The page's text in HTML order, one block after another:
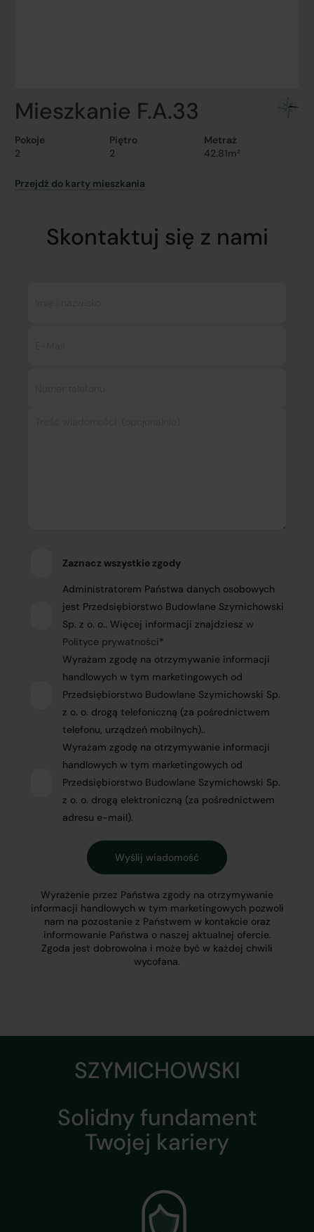
Mieszkanie F.A.33
Pokoje
2
Piętro
2
Metraż
42.81m²
Przejdź do karty mieszkania
Skontaktuj się z nami
Zaznacz wszystkie zgody
Administratorem Państwa danych osobowych
jest Przedsiębiorstwo Budowlane Szymichowski
Sp. z o. o.. Więcej informacji znajdziesz w
Polityce prywatności*
Wyrażam zgodę na otrzymywanie informacji
handlowych w tym marketingowych od
Przedsiębiorstwo Budowlane Szymichowski Sp.
z o. o. drogą telefoniczną (za pośrednictwem
telefonu, urządzeń mobilnych)..
Wyrażam zgodę na otrzymywanie informacji
handlowych w tym marketingowych od
Przedsiębiorstwo Budowlane Szymichowski Sp.
z o. o. drogą elektroniczną (za pośrednictwem
adresu e-mail).
Wyrażenie przez Państwa zgody na otrzymywanie
informacji handlowych w tym marketingowych pozwoli
nam na pozostanie z Państwem w kontakcie oraz
informowanie Państwa o naszej aktualnej ofercie.
Zgoda jest dobrowolna i może być w każdej chwili
wycofana.
SZYMICHOWSKI
Solidny fundament
Twojej kariery